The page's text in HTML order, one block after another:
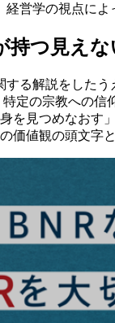
営学の視点に
持つ見え
る解説をした
定の宗教への
見つめなおす
価値観の頭文字